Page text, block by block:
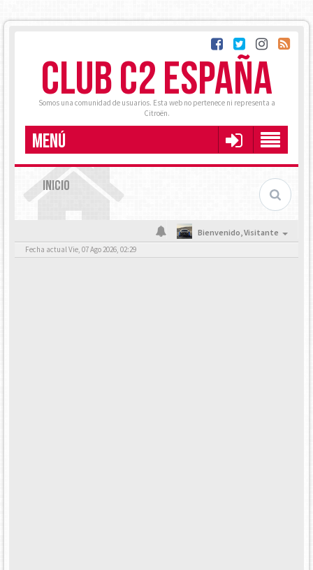
CLUB C2 ESPAÑA
Somos una comunidad de usuarios. Esta web no pertenece ni representa a
Citroën.
MENÚ
INICIO
Bienvenido,Visitante
Fecha actual Vie, 07 Ago 2026, 02:29